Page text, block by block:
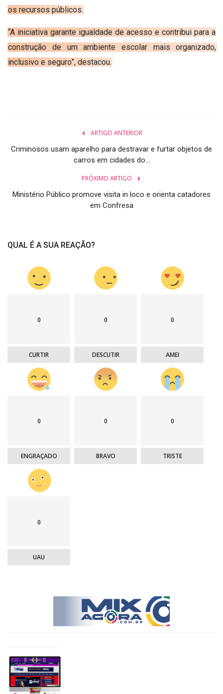
os recursos públicos.
“A iniciativa garante igualdade de acesso e contribui para a
construção de um ambiente escolar mais organizado,
inclusivo e seguro”, destacou.
ARTIGO ANTERIOR
Criminosos usam aparelho para destravar e furtar objetos de
carros em cidades do...
PRÓXIMO ARTIGO
Ministério Público promove visita in loco e orienta catadores
em Confresa
QUAL É A SUA REAÇÃO?
0
CURTIR
0
DESCUTIR
0
AMEI
0
ENGRAÇADO
0
BRAVO
0
TRISTE
0
UAU